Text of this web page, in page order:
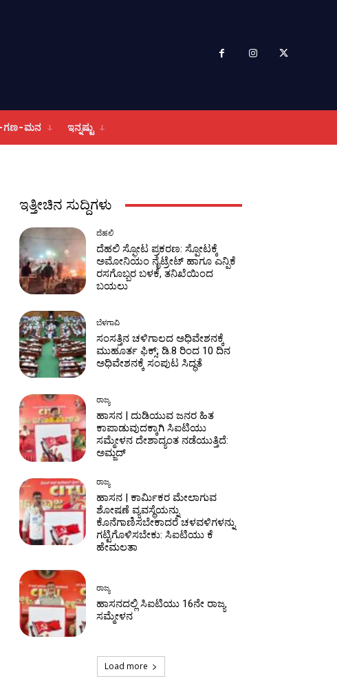
ಗಣ-ಮನ ಇನ್ನಷ್ಟು
ಇತ್ತೀಚಿನ ಸುದ್ದಿಗಳು
ದೆಹಲಿ
ದೆಹಲಿ ಸ್ಫೋಟ ಪ್ರಕರಣ: ಸ್ಪೋಟಕ್ಕೆ
ಅಮೋನಿಯಂ ನೈಟ್ರೇಟ್ ಹಾಗೂ ಎನ್ಪಿಕೆ
ರಸಗೊಬ್ಬರ ಬಳಕೆ, ತನಿಖೆಯಿಂದ
ಬಯಲು
ಬೆಳಗಾವಿ
ಸಂಸತ್ತಿನ ಚಳಿಗಾಲದ ಅಧಿವೇಶನಕ್ಕೆ
ಮುಹೂರ್ತ ಫಿಕ್ಸ್; ಡಿ.8 ರಿಂದ 10 ದಿನ
ಅಧಿವೇಶನಕ್ಕೆ ಸಂಪುಟ ಸಿದ್ಧತೆ
ರಾಜ್ಯ
ಹಾಸನ | ದುಡಿಯುವ ಜನರ ಹಿತ
ಕಾಪಾಡುವುದಕ್ಕಾಗಿ ಸಿಐಟಿಯು
ಸಮ್ಮೇಳನ ದೇಶಾದ್ಯಂತ ನಡೆಯುತ್ತಿದೆ:
ಅಮ್ಜದ್‌
ರಾಜ್ಯ
ಹಾಸನ | ಕಾರ್ಮಿಕರ ಮೇಲಾಗುವ
ಶೋಷಣೆ ವ್ಯವಸ್ಥೆಯನ್ನು
ಕೊನೆಗಾಣಿಸಬೇಕಾದರೆ ಚಳವಳಿಗಳನ್ನು
ಗಟ್ಟಿಗೊಳಿಸಬೇಕು: ಸಿಐಟಿಯು ಕೆ
ಹೇಮಲತಾ
ರಾಜ್ಯ
ಹಾಸನದಲ್ಲಿ ಸಿಐಟಿಯು 16ನೇ ರಾಜ್ಯ
ಸಮ್ಮೇಳನ
Load more